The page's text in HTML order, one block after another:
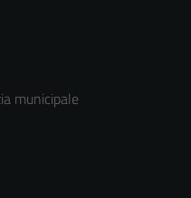
municipale